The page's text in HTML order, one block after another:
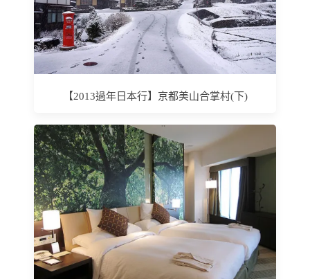
【2013過年日本行】京都美山合掌村(下)